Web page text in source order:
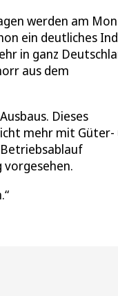
werden am
ein deutliches
in ganz
aus dem
Dieses
mehr mit Güter-